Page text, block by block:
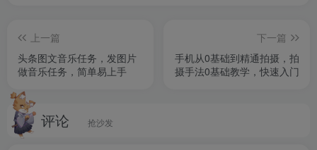
上一篇
头条图文音乐任务，发图片
做音乐任务，简单易上手
下一篇
手机从0基础到精通拍摄，拍
摄手法0基础教学，快速入门
评论 抢沙发